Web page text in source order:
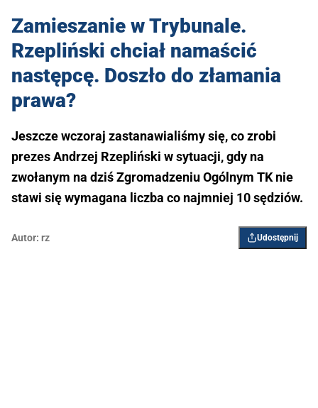
Zamieszanie w Trybunale.
Rzepliński chciał namaścić
następcę. Doszło do złamania
prawa?
Jeszcze wczoraj zastanawialiśmy się, co zrobi
prezes Andrzej Rzepliński w sytuacji, gdy na
zwołanym na dziś Zgromadzeniu Ogólnym TK nie
stawi się wymagana liczba co najmniej 10 sędziów.
Autor: rz Udostępnij